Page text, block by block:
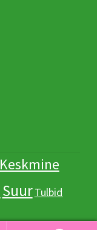
Keskmine
SuurTulbid